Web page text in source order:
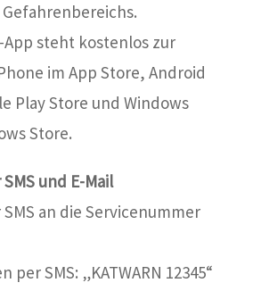
App steht kostenlos zur
im App Store, Android
Play Store und Windows
Store.
und E-Mail
an die Servicenummer
per SMS: „KATWARN 12345“